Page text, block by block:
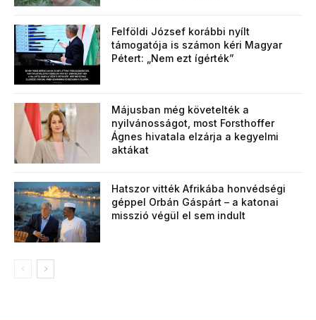
Felföldi József korábbi nyílt
támogatója is számon kéri Magyar
Pétert: „Nem ezt ígérték”
Májusban még követelték a
nyilvánosságot, most Forsthoffer
Ágnes hivatala elzárja a kegyelmi
aktákat
Hatszor vitték Afrikába honvédségi
géppel Orbán Gáspárt – a katonai
misszió végül el sem indult